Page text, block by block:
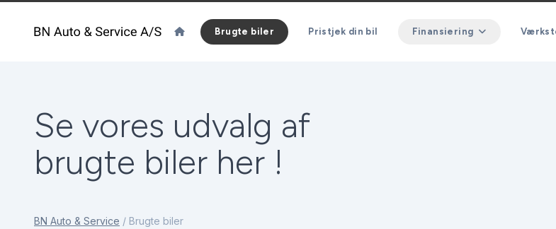
Brugte biler Pristjek din bil Finansiering
Se vores udvalg af
brugte biler her !
BN Auto & Service / Brugte biler